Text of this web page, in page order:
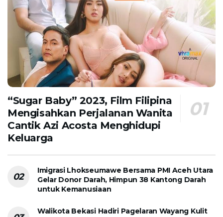
“Sugar Baby” 2023, Film Filipina
Mengisahkan Perjalanan Wanita
Cantik Azi Acosta Menghidupi
Keluarga
Imigrasi Lhokseumawe Bersama PMI Aceh Utara
Gelar Donor Darah, Himpun 38 Kantong Darah
untuk Kemanusiaan
Walikota Bekasi Hadiri Pagelaran Wayang Kulit